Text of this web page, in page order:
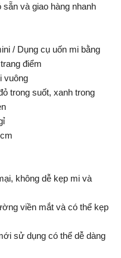
và giao hàng nhanh
/ Dụng cụ uốn mi bằng
điểm
vuông
trong suốt, xanh trong
không dễ kẹp mi và
viền mắt và có thể kẹp
sử dụng có thể dễ dàng